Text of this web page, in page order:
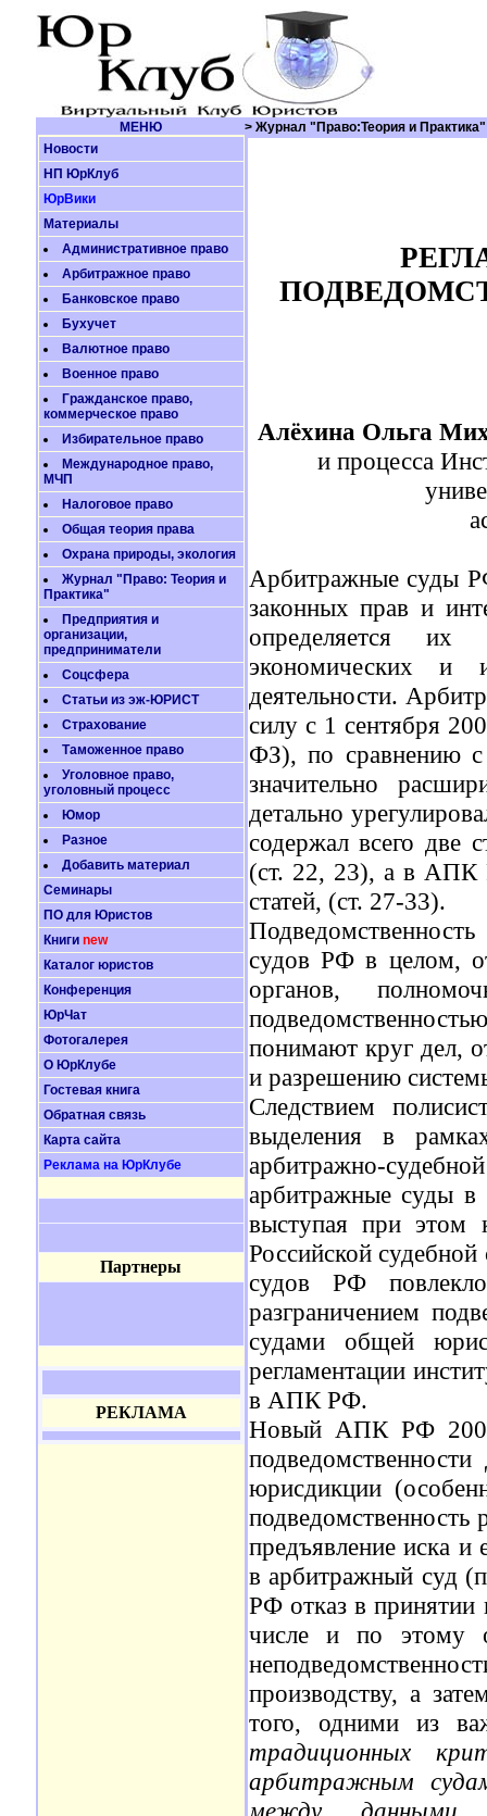
МЕНЮ
> Журнал "Право:Теория и Практика"
Новости
НП ЮрКлуб
ЮрВики
Материалы
Административное право
Арбитражное право
Банковское право
Бухучет
Валютное право
Военное право
Гражданское право,
коммерческое право
Избирательное право
Международное право,
МЧП
Налоговое право
Общая теория права
Охрана природы, экология
Журнал "Право: Теория и
Практика"
Предприятия и
организации,
предприниматели
Соцсфера
Статьи из эж-ЮРИСТ
Страхование
Таможенное право
Уголовное право,
уголовный процесс
Юмор
Разное
Добавить материал
Семинары
ПО для Юристов
Книги new
Каталог юристов
Конференция
ЮрЧат
Фотогалерея
О ЮрКлубе
Гостевая книга
Обратная связь
Карта сайта
Реклама на ЮрКлубе
Партнеры
РЕКЛАМА
Алёхина Ольга
и процесса
Арбитражные суды
законных прав и
определяется
экономических и
деятельности.
силу с 1 сентября
ФЗ), по сравнению
значительно
детально
содержал всего две
(ст. 22, 23), а в АПК
статей, (ст. 27-33).
судов РФ в целом,
органов,
понимают круг дел,
и разрешению
Следствием
выделения в
арбитражно-
арбитражные суды в
выступая при этом
Российской
судов РФ
разграничением
судами общей
регламентации
в АПК РФ.
Новый АПК РФ 2002
юрисдикции
подведомственность
предъявление иска и
в арбитражный суд
РФ отказ в принятии
числе и по этому
производству, а
того, одними из
традиционных
арбитражным